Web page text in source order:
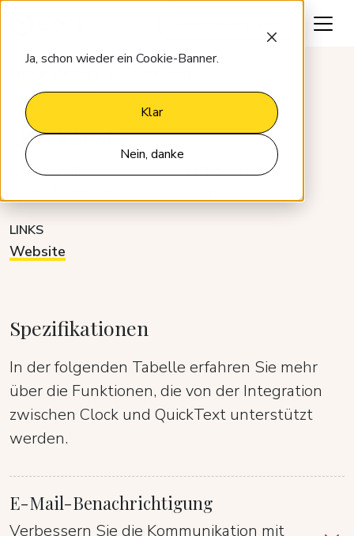
Ja, schon wieder ein Cookie-Banner.
Klar
Nein, danke
QuickText
KATEGORIE ENTWICKLER
LINKS
Website
Spezifikationen
In der folgenden Tabelle erfahren Sie mehr
über die Funktionen, die von der Integration
zwischen Clock und QuickText unterstützt
werden.
E-Mail-Benachrichtigung
Verbessern Sie die Kommunikation mit